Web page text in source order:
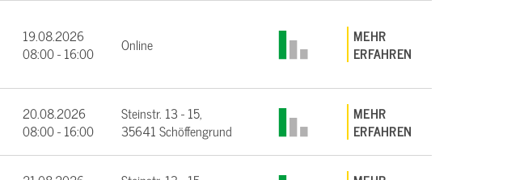
19.08.2026
08:00 - 16:00
Online
MEHR
ERFAHREN
20.08.2026
08:00 - 16:00
Steinstr. 13 - 15,
35641 Schöffengrund
MEHR
ERFAHREN